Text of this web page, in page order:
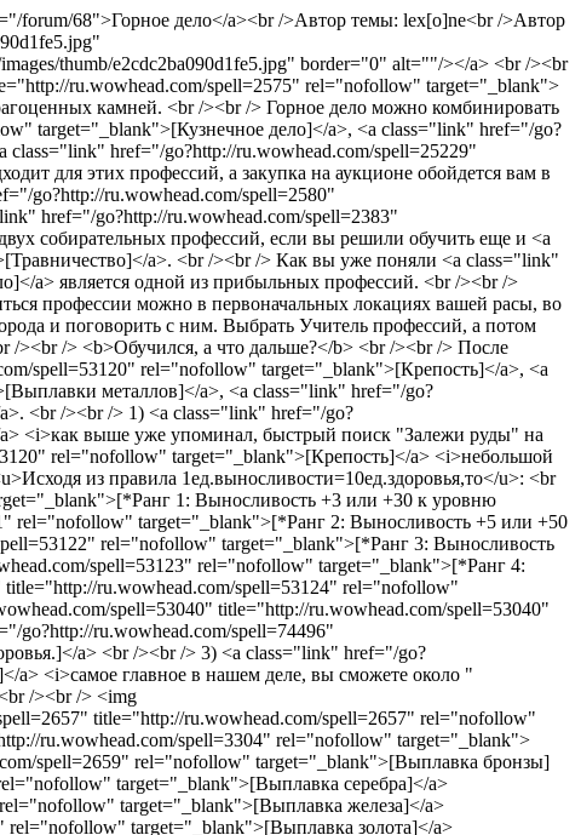
forum/68">Горное дело</a><br />Автор темы: lex[o]ne<br />Автор
этерния]</a> 350/357/365 <br /><br /> <a class="link" href="/go?http://ru.wowhead.com/spell=49252" title="http://ru.wowhead.com/spell=49252" rel="nofollow" target="_blank">[Выплавка кобальта]</a> 350/362/375 <br /><br /> <a class="link" href="/go?http://ru.wowhead.com/spell=29361" title="http://ru.wowhead.com/spell=29361" rel="nofollow" target="_blank">[Выплавка кория]</a> 375 <br /><br /> <a class="link" href="/go?http://ru.wowhead.com/spell=29686" title="http://ru.wowhead.com/spell=29686" rel="nofollow" target="_blank">[Выплавка закаленного адамантита]</a> 375 <br /><br /> <a class="link" href="/go?http://ru.wowhead.com/spell=46353" title="http://ru.wowhead.com/spell=46353" rel="nofollow" target="_blank">[Выплавка закаленного кория]</a> 375 <br /><br /> <a class="link" href="/go?http://ru.wowhead.com/spell=49258" title="http://ru.wowhead.com/spell=49258" rel="nofollow" target="_blank">[Выплавка саронита]</a> 400 <br /><br /> <a class="link" href="/go?http://ru.wowhead.com/spell=55211" title="http://ru.wowhead.com/spell=55211" rel="nofollow" target="_blank">[Выплавка титана]</a> 450 <br /><br /> <a class="link" href="/go?http://ru.wowhead.com/spell=55208" title="http://ru.wowhead.com/spell=55208" rel="nofollow" target="_blank">[Выплавка титановой стали]</a> 450 <br /><br /> <a class="link" href="/go?http://ru.wowhead.com/spell=84038" title="http://ru.wowhead.com/spell=84038" rel="nofollow" target="_blank">[Выплавка обсидиана]</